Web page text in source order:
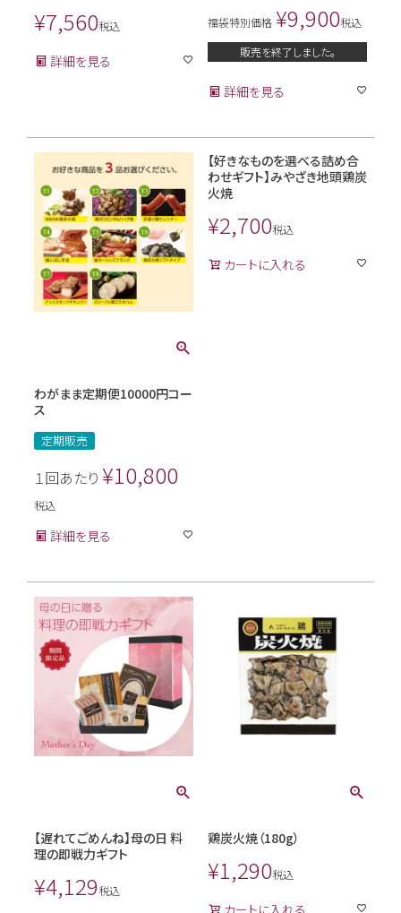
¥7,560税込
詳細を見る
福袋特別価格 ¥9,900税込
販売を終了しました。
詳細を見る
わがまま定期便10000円コー
ス
定期販売
１回あたり ¥10,800
税込
詳細を見る
【好きなものを選べる詰め合
わせギフト】みやざき地頭鶏炭
火焼
¥2,700税込
カートに入れる
【遅れてごめんね】母の日 料
理の即戦力ギフト
¥4,129税込
鶏炭火焼（180g）
¥1,290税込
カートに入れる